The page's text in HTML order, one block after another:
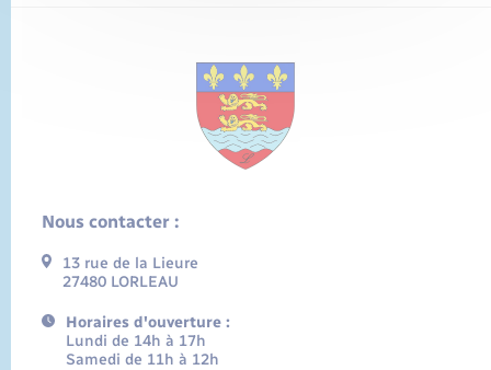
Nous contacter :
13 rue de la Lieure
27480 LORLEAU
Horaires d'ouverture :
Lundi de 14h à 17h
Samedi de 11h à 12h